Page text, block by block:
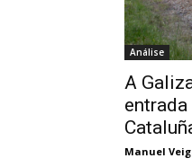
Análise
A
Manuel